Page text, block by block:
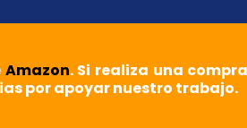
Amazon. Si realiza una
por apoyar nuestro trabajo.